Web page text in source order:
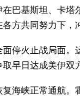
在巴基斯坦、卡
方共同努力下
面停火止战局面。
取早日达成美伊
复海峡正常通航。